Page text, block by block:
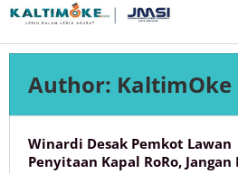
Skip
content
Author: KaltimOke
Winardi Desak Pemkot Lawan
Penyitaan Kapal RoRo, Jangan